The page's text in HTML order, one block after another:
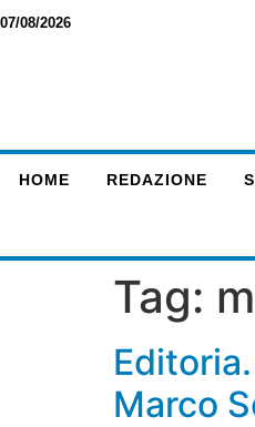
07/08/2026
HOME REDAZIONE
Tag:
Marco